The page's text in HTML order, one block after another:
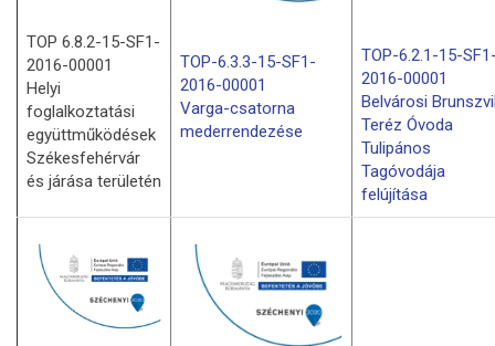
TOP 6.8.2-15-SF1-
2016-00001
Helyi
foglalkoztatási
együttműködések
Székesfehérvár
és járása területén
TOP-6.3.3-15-SF1-
2016-00001
Varga-csatorna
mederrendezése
TOP-6.2.1-15-
2016-00001
Belvárosi
Teréz Óvoda
Tulipános
Tagóvodája
felújítása